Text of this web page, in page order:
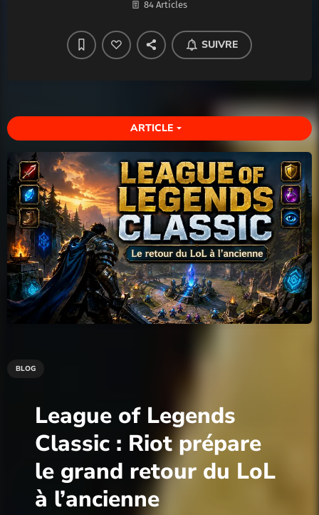
84 Articles
SUIVRE
ARTICLE arrow_drop_down
BLOG
League of Legends
Classic : Riot prépare
le grand retour du LoL
à l’ancienne